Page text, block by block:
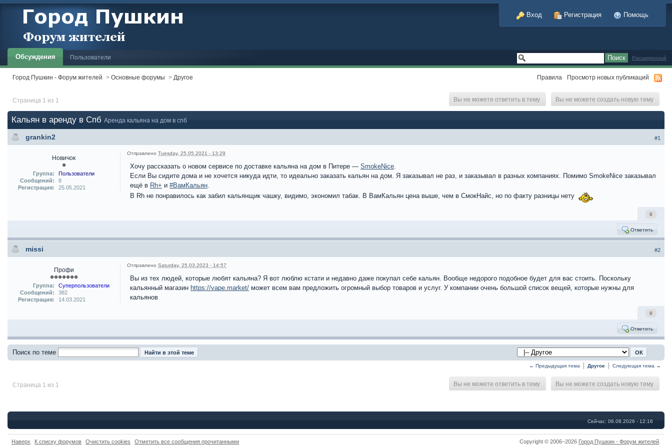
Вход Регистрация Помощь
Расширенный
Обсуждения Пользователи
Город Пушкин - Форум жителей > Основные форумы > Другое Правила Просмотр новых публикаций
Страница 1 из 1 Вы не можете создать новую тему
Вы не можете ответить в тему
Кальян в аренду в Спб Аренда кальяна на дом в спб
#1
grankin2
Новичок
Группа:
Пользователи
Сообщений:
8
Регистрация:
25.05.2021
Отправлено Tuesday, 25.05.2021 - 13:29
Хочу рассказать о новом сервисе по доставке кальяна на дом в Питере — SmokeNice.
Если Вы сидите дома и не хочется никуда идти, то идеально заказать кальян на дом. Я заказывал не раз, и заказывал в разных компаниях. Помимо SmokeNice заказывал
ещё в Rh+ и #ВамКальян.
В Rh не понравилось как забил кальянщик чашку, видимо, экономил табак. В ВамКальян цена выше, чем в СмокНайс, но по факту разницы нету
0
Ответить
#2
missi
Профи
Группа:
Суперпользователи
Сообщений:
382
Регистрация:
14.03.2021
Отправлено Saturday, 25.03.2023 - 14:57
Вы из тех людей, которые любят кальяна? Я вот люблю кстати и недавно даже покупал себе кальян. Вообще недорого подобное будет для вас стоить. Поскольку
кальянный магазин https://vape.market/ может всем вам предложить огромный выбор товаров и услуг. У компании очень большой список вещей, которые нужны для
кальянов
0
Ответить
Поиск по теме
← Предыдущая тема Другое Следующая тема →
Страница 1 из 1 Вы не можете создать новую тему
Вы не можете ответить в тему
Сейчас: 06.08.2026 - 12:16
Наверх К списку форумов Очистить cookies Отметить все сообщения прочитанными Copyright © 2006–2026 Город Пушкин - Форум жителей.